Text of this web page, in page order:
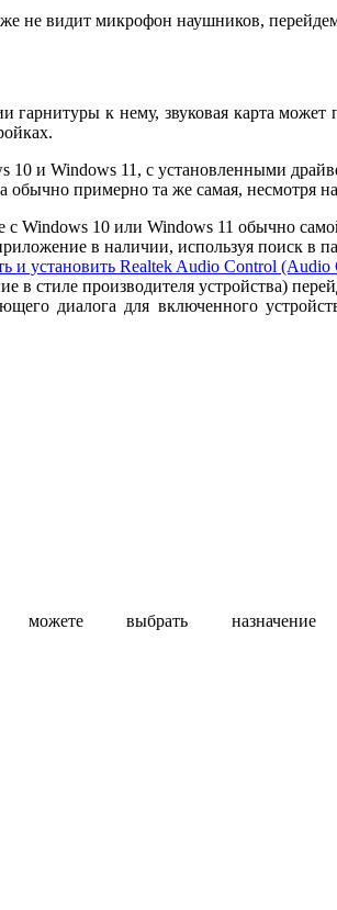
не видит микрофон наушников,
к нему, звуковая карта может
и Windows 11, с установленными
обычно примерно та же самая, несмотря
Windows 10 или Windows 11 обычно
в наличии, используя поиск в
и установить Realtek Audio Control
стиле производителя устройства)
диалога для включенного
выбрать назначение